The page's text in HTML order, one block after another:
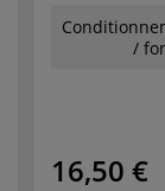
/
16,50 €